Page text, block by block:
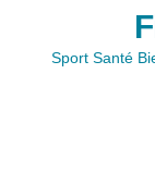
Sport Santé